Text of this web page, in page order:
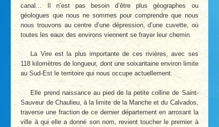
canal... Il n’est pas besoin d’être plus géographes ou
géologues que nous ne sommes pour comprendre que nous
nous trouvons au centre d’une dépression, d’une cuvette, où
toutes les eaux des environs viennent se frayer leur chemin.
La Vire est la plus importante de ces rivières, avec ses
118 kilomètres de longueur, dont une soixantaine environ limite
au Sud-Est le territoire qui nous occupe actuellement.
Elle prend naissance au pied de la petite colline de Saint-
Sauveur de Chaulieu, à la limite de la Manche et du Calvados,
traverse une fraction de ce dernier département en arrosant la
ville à qui elle a donné son nom, revient toucher le premier à